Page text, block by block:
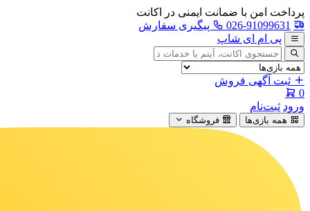
پرداخت امن با ضمانت ایمنی در اکانت
026-91099631
پیگیری سفارش
پی ام ای شاپ
جستجوی
آگهی
ثبت آگهی فروش
0
ورود ثبت‌نام
همه بازی‌ها فروشگاه